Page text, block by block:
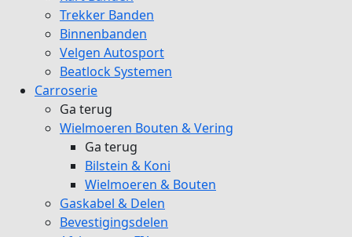
Trekker Banden
Binnenbanden
Velgen Autosport
Beatlock Systemen
Carroserie
Ga terug
Wielmoeren Bouten & Vering
Ga terug
Bilstein & Koni
Wielmoeren & Bouten
Gaskabel & Delen
Bevestigingsdelen